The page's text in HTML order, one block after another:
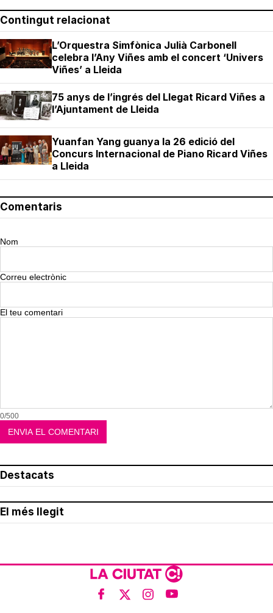
Contingut relacionat
L’Orquestra Simfònica Julià Carbonell
celebra l’Any Viñes amb el concert ‘Univers
Viñes’ a Lleida
75 anys de l’ingrés del Llegat Ricard Viñes a
l’Ajuntament de Lleida
Yuanfan Yang guanya la 26 edició del
Concurs Internacional de Piano Ricard Viñes
a Lleida
Comentaris
Nom
Correu electrònic
El teu comentari
0/500
Destacats
El més llegit